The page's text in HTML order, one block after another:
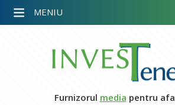
Furnizorul media pentru
MENIU